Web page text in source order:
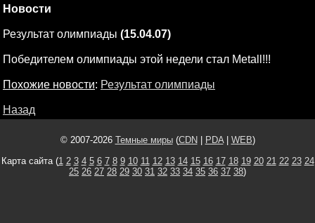
Новости
Результат олимпиады (15.04.07)
Победителем олимпиады этой недели стал Metall!!!
Похожие новости: Результат олимпиады
Назад
© 2007-2026 Темные миры(CDN PDA| WEB)
Карта сайта (1 2 3 4 5 6 7 8 9 10 11 12 13 14 15 16 17 18 19 20 21 22 23 24
25 26 27 28 29 30 31 32 33 34 35 36 37 38)